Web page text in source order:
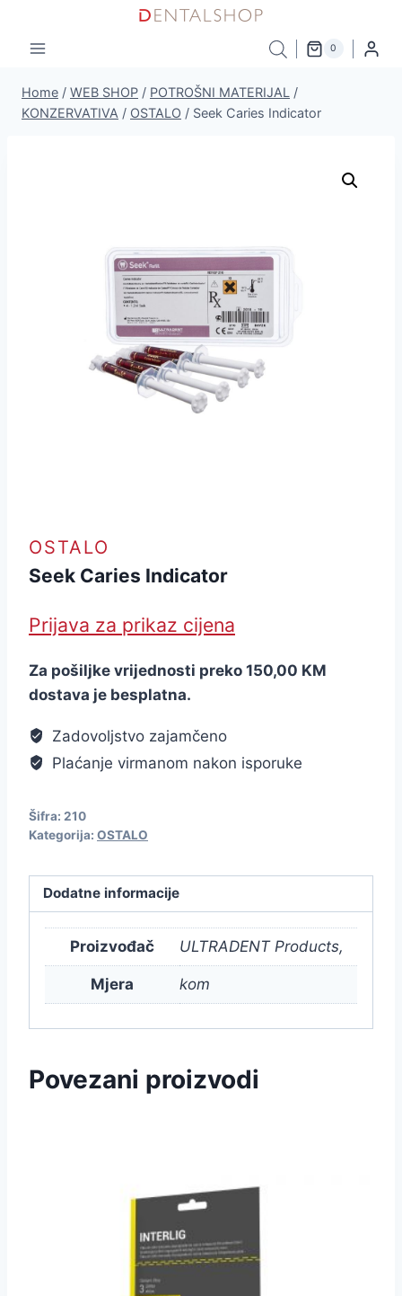
content
0
Home / WEB SHOP / POTROŠNI MATERIJAL /
KONZERVATIVA / OSTALO / Seek Caries Indicator
OSTALO
Seek Caries Indicator
Prijava za prikaz cijena
Za pošiljke vrijednosti preko 150,00 KM
dostava je besplatna.
Zadovoljstvo zajamčeno
Plaćanje virmanom nakon isporuke
Šifra: 210
Kategorija: OSTALO
Dodatne informacije
Proizvođač ULTRADENT Products,
Mjera kom
Povezani proizvodi